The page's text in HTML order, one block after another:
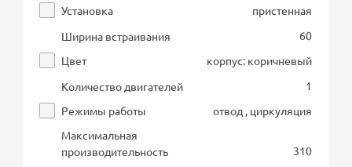
Установка
пристенная
Ширина встраивания
60
Цвет
корпус: коричневый
Количество двигателей
1
Режимы работы
отвод , циркуляция
Максимальная
производительность
310